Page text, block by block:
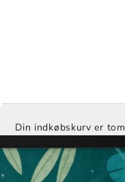
Din indkøbskurv er tom